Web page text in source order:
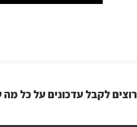
רוצים לקבל עדכונים על כל